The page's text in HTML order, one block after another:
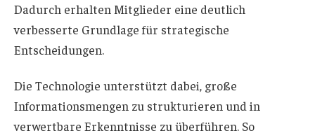
Dadurch erhalten Mitglieder eine deutlich
verbesserte Grundlage für strategische
Entscheidungen.
Die Technologie unterstützt dabei, große
Informationsmengen zu strukturieren und in
verwertbare Erkenntnisse zu überführen. So